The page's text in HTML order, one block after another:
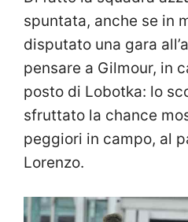
spuntata, anche se in
disputato una gara
pensare a Gilmour, in
posto di Lobotka: lo
sfruttato la chance
peggiori in campo, al
Lorenzo.